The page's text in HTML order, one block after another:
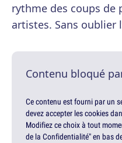
rythme des coups de
artistes. Sans oublier
Contenu bloqué
Ce contenu est fourni par un
devez accepter les cookies
Modifiez ce choix à tout
de la Confidentialité" en bas